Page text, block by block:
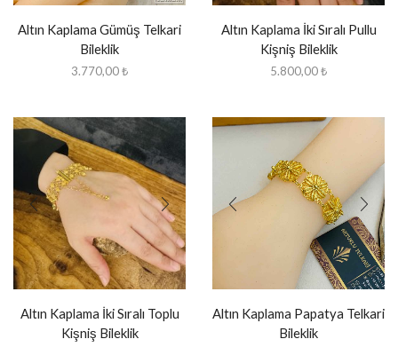
Altın Kaplama Gümüş Telkari
Bileklik
3.770,00₺
Altın Kaplama İki Sıralı Pullu
Kişniş Bileklik
5.800,00₺
Altın Kaplama İki Sıralı Toplu
Kişniş Bileklik
Altın Kaplama Papatya Telkari
Bileklik